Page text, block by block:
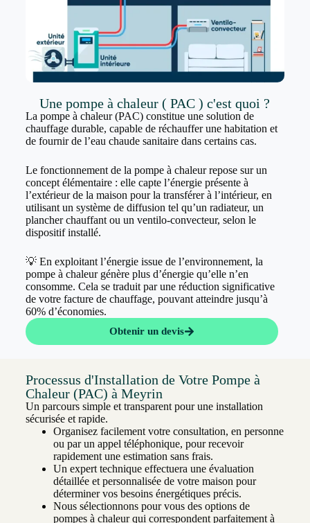
Une pompe à chaleur ( PAC ) c'est quoi ?
La pompe à chaleur (PAC) constitue une solution de
chauffage durable, capable de réchauffer une habitation et
de fournir de l’eau chaude sanitaire dans certains cas.
Le fonctionnement de la pompe à chaleur repose sur un
concept élémentaire : elle capte l’énergie présente à
l’extérieur de la maison pour la transférer à l’intérieur, en
utilisant un système de diffusion tel qu’un radiateur, un
plancher chauffant ou un ventilo-convecteur, selon le
dispositif installé.
💡 En exploitant l’énergie issue de l’environnement, la
pompe à chaleur génère plus d’énergie qu’elle n’en
consomme. Cela se traduit par une réduction significative
de votre facture de chauffage, pouvant atteindre jusqu’à
60% d’économies.
Obtenir un devis
Processus d'Installation de Votre Pompe à
Chaleur (PAC) à Meyrin
Un parcours simple et transparent pour une installation
sécurisée et rapide.
Organisez facilement votre consultation, en personne
ou par un appel téléphonique, pour recevoir
rapidement une estimation sans frais.
Un expert technique effectuera une évaluation
détaillée et personnalisée de votre maison pour
déterminer vos besoins énergétiques précis.
Nous sélectionnons pour vous des options de
pompes à chaleur qui correspondent parfaitement à